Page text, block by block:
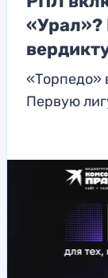
«Урал»?
«Торпедо»
Первую